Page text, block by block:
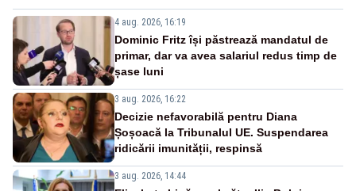
4 aug. 2026, 16:19
Dominic Fritz își păstrează mandatul de
primar, dar va avea salariul redus timp de
șase luni
3 aug. 2026, 16:22
Decizie nefavorabilă pentru Diana
Șoșoacă la Tribunalul UE. Suspendarea
ridicării imunității, respinsă
3 aug. 2026, 14:44